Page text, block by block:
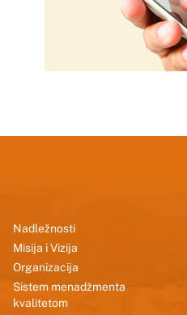
Nadležnosti
Misija i Vizija
Organizacija
Sistem menadžmenta
kvalitetom